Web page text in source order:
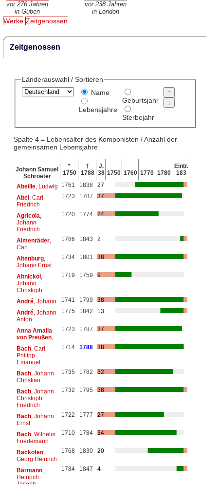
vor 276 Jahren
in Guben
vor 238 Jahren
in London
Werke Zeitgenossen
Zeitgenossen
Länderauswahl / Sortieren
Name
Lebensjahre
Geburtsjahr
Sterbejahr
Spalte 4 = Lebensalter des Komponisten / Anzahl der
gemeinsamen Lebensjahre
Johann Samuel
Schroeter
*
1750
†
1788
J.
38 1750 1760 1770 1780
Eintr.
183
Abeille, Ludwig 1761 1838
27
Abel, Carl
Friedrich
1723 1787 37
Agricola
Johann
Friedrich
1720 1774 24
Almenräder,
Carl
1786 1843 2
Altenburg,
Johann Ernst
1734 1801 38
Altnickol,
Johann
Christoph
1719 1759 9
André, Johann 1741 1799
38
André, Johann
Anton
1775 1842 13
Anna Amalia
von Preußen,
1723 1787 37
Bach, Carl
Philipp
Emanuel
1714 1788 38
Bach, Johann
Christian
1735 1782 32
Bach, Johann
Christoph
Friedrich
1732 1795 38
Bach, Johann
Ernst
1722 1777 27
Bach, Wilhelm
Friedemann
1710 1784 34
Backofen,
Georg Heinrich
1768 1830 20
Bärmann,
Heinrich
1784 1847 4